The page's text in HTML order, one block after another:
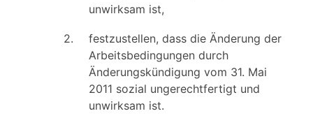
unwirksam ist,
2. festzustellen, dass die Änderung der
Arbeitsbedingungen durch
Änderungskündigung vom 31. Mai
2011 sozial ungerechtfertigt und
unwirksam ist.